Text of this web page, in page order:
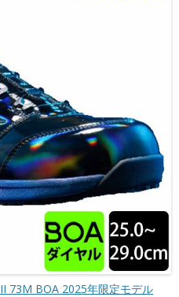
73M BOA 2025年限定モデル